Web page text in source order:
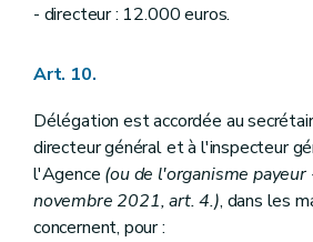
- directeur : 12.000 euros.
Art. 10.
Délégation est accordée au
directeur général et à l'inspecteur
l'Agence (ou de l'organisme
novembre 2021, art. 4.), dans les
concernent, pour :